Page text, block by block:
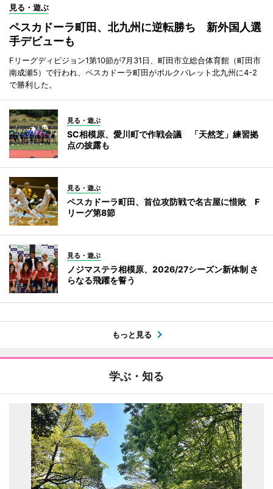
見る・遊ぶ
ペスカドーラ町田、北九州に逆転勝ち 新外国人選
手デビューも
Fリーグディビジョン1第10節が7月31日、町田市立総合体育館（町田市
南成瀬5）で行われ、ペスカドーラ町田がボルクバレット北九州に4-2
で勝利した。
見る・遊ぶ
SC相模原、愛川町で作戦会議 「天然芝」練習拠
点の披露も
見る・遊ぶ
ペスカドーラ町田、首位攻防戦で名古屋に惜敗 F
リーグ第8節
見る・遊ぶ
ノジマステラ相模原、2026/27シーズン新体制 さ
らなる飛躍を誓う
もっと見る
学ぶ・知る